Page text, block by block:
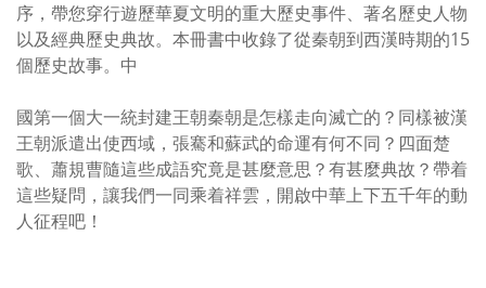
序，帶您穿行遊歷華夏文明的重大歷史事件、著名歷史人物
以及經典歷史典故。本冊書中收錄了從秦朝到西漢時期的15
個歷史故事。中
國第一個大一統封建王朝秦朝是怎樣走向滅亡的？同樣被漢
王朝派遣出使西域，張騫和蘇武的命運有何不同？四面楚
歌、蕭規曹隨這些成語究竟是甚麼意思？有甚麼典故？帶着
這些疑問，讓我們一同乘着祥雲，開啟中華上下五千年的動
人征程吧！